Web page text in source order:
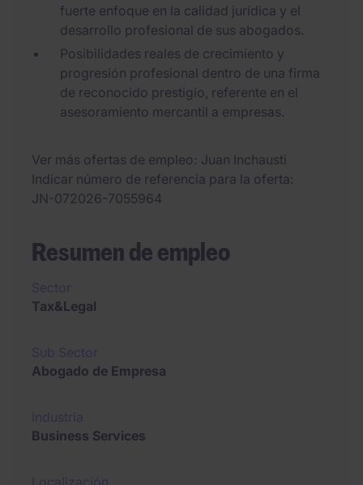
fuerte enfoque en la calidad jurídica y el
desarrollo profesional de sus abogados.
Posibilidades reales de crecimiento y
progresión profesional dentro de una firma
de reconocido prestigio, referente en el
asesoramiento mercantil a empresas.
Ver más ofertas de empleo Juan Inchausti
Indicar número de referencia para la oferta
JN-072026-7055964
Resumen de empleo
Tax&Legal
Abogado de Empresa
Business Services